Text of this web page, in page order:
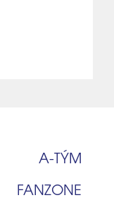
A‑TÝM
FANZONE